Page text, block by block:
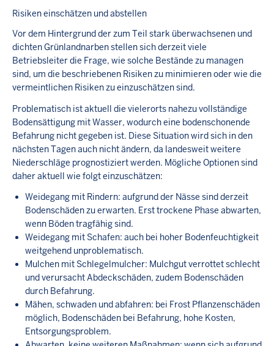
Risiken einschätzen und abstellen
Vor dem Hintergrund der zum Teil stark überwachsenen und
dichten Grünlandnarben stellen sich derzeit viele
Betriebsleiter die Frage, wie solche Bestände zu managen
sind, um die beschriebenen Risiken zu minimieren oder wie die
vermeintlichen Risiken zu einzuschätzen sind.
Problematisch ist aktuell die vielerorts nahezu vollständige
Bodensättigung mit Wasser, wodurch eine bodenschonende
Befahrung nicht gegeben ist. Diese Situation wird sich in den
nächsten Tagen auch nicht ändern, da landesweit weitere
Niederschläge prognostiziert werden. Mögliche Optionen sind
daher aktuell wie folgt einzuschätzen:
Weidegang mit Rindern: aufgrund der Nässe sind derzeit
Bodenschäden zu erwarten. Erst trockene Phase abwarten,
wenn Böden tragfähig sind.
Weidegang mit Schafen: auch bei hoher Bodenfeuchtigkeit
weitgehend unproblematisch.
Mulchen mit Schlegelmulcher: Mulchgut verrottet schlecht
und verursacht Abdeckschäden, zudem Bodenschäden
durch Befahrung.
Mähen, schwaden und abfahren: bei Frost Pflanzenschäden
möglich, Bodenschäden bei Befahrung, hohe Kosten,
Entsorgungsproblem.